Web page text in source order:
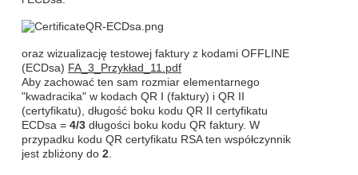
oraz wizualizację testowej faktury z kodami OFFLINE
(ECDsa) FA_3_Przykład_11.pdf
Aby zachować ten sam rozmiar elementarnego
"kwadracika" w kodach QR I (faktury) i QR II
(certyfikatu), długość boku kodu QR II certyfikatu
ECDsa = 4/3 długości boku kodu QR faktury. W
przypadku kodu QR certyfikatu RSA ten współczynnik
jest zbliżony do 2.